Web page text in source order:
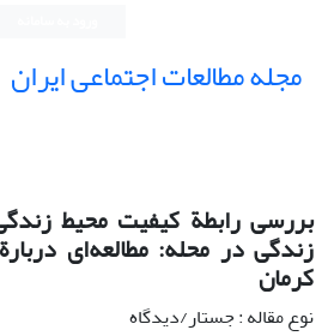
مجله مطالعات اجتماعی ایران
بررسی رابطة کیفیت محیط
زندگی در محله: مطالعه‌ای
کرمان
نوع مقاله : جستار/دیدگاه